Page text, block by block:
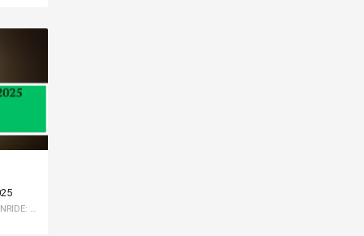
Велофари і блимавки ONRIDE 2025 ONRIDE: Задні ліхтарі для безпечних та комфортних велоподорожей ONRIDE пропонує широкий спектр задніх ліхтарів, які допоможуть вам бути помітними на дорозі. Ознайомтеся доступними моделями задніх блимавок: 1